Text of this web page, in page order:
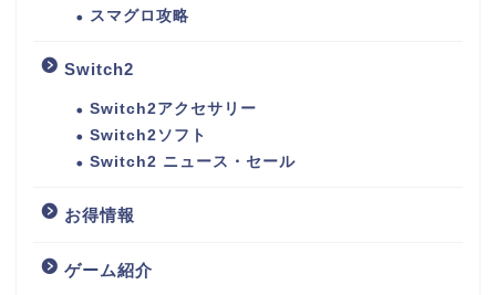
スマグロ攻略
Switch2
Switch2アクセサリー
Switch2ソフト
Switch2 ニュース・セール
お得情報
ゲーム紹介